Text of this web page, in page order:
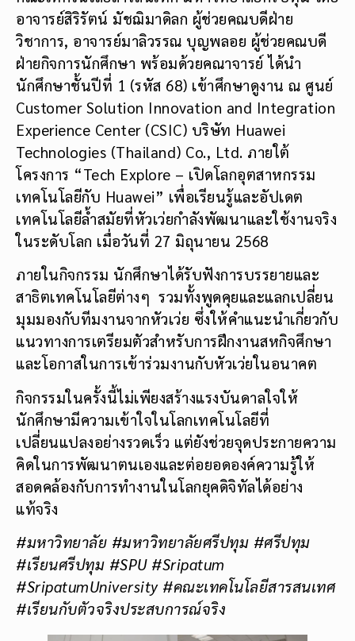
อาจารย์สิริรัตน์ มัชฌิมาดิลก ผู้ช่วยคณบดีฝ่าย
วิชาการ, อาจารย์มาลิวรรณ บุญพลอย ผู้ช่วยคณบดี
ฝ่ายกิจการนักศึกษา พร้อมด้วยคณาจารย์ ได้นำ
นักศึกษาชั้นปีที่ 1 (รหัส 68) เข้าศึกษาดูงาน ณ ศูนย์
Customer Solution Innovation and Integration
Experience Center (CSIC) บริษัท Huawei
Technologies (Thailand) Co., Ltd. ภายใต้
โครงการ “Tech Explore – เปิดโลกอุตสาหกรรม
เทคโนโลยีกับ Huawei” เพื่อเรียนรู้และอัปเดต
เทคโนโลยีล้ำสมัยที่หัวเว่ยกำลังพัฒนาและใช้งานจริง
ในระดับโลก เมื่อวันที่ 27 มิถุนายน 2568
ภายในกิจกรรม นักศึกษาได้รับฟังการบรรยายและ
สาธิตเทคโนโลยีต่างๆ รวมทั้งพูดคุยและแลกเปลี่ยน
มุมมองกับทีมงานจากหัวเว่ย ซึ่งให้คำแนะนำเกี่ยวกับ
แนวทางการเตรียมตัวสำหรับการฝึกงานสหกิจศึกษา
และโอกาสในการเข้าร่วมงานกับหัวเว่ยในอนาคต
กิจกรรมในครั้งนี้ไม่เพียงสร้างแรงบันดาลใจให้
นักศึกษามีความเข้าใจในโลกเทคโนโลยีที่
เปลี่ยนแปลงอย่างรวดเร็ว แต่ยังช่วยจุดประกายความ
คิดในการพัฒนาตนเองและต่อยอดองค์ความรู้ให้
สอดคล้องกับการทำงานในโลกยุคดิจิทัลได้อย่าง
แท้จริง
#มหาวิทยาลัย #มหาวิทยาลัยศรีปทุม #ศรีปทุม
#เรียนศรีปทุม #SPU #Sripatum
#SripatumUniversity #คณะเทคโนโลยีสารสนเทศ
#เรียนกับตัวจริงประสบการณ์จริง